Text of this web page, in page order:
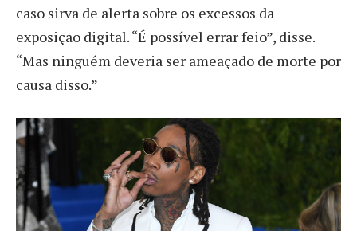
caso sirva de alerta sobre os excessos da
exposição digital. “É possível errar feio”, disse.
“Mas ninguém deveria ser ameaçado de morte por
causa disso.”